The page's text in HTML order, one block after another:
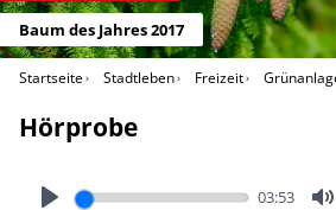
Baum des Jahres 2017
Startseite Stadtleben Freizeit
Hörprobe
03:53